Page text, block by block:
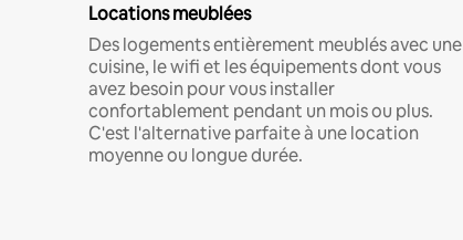
Locations meublées
Des logements entièrement meublés avec une
cuisine, le wifi et les équipements dont vous
avez besoin pour vous installer
confortablement pendant un mois ou plus.
C'est l'alternative parfaite à une location
moyenne ou longue durée.